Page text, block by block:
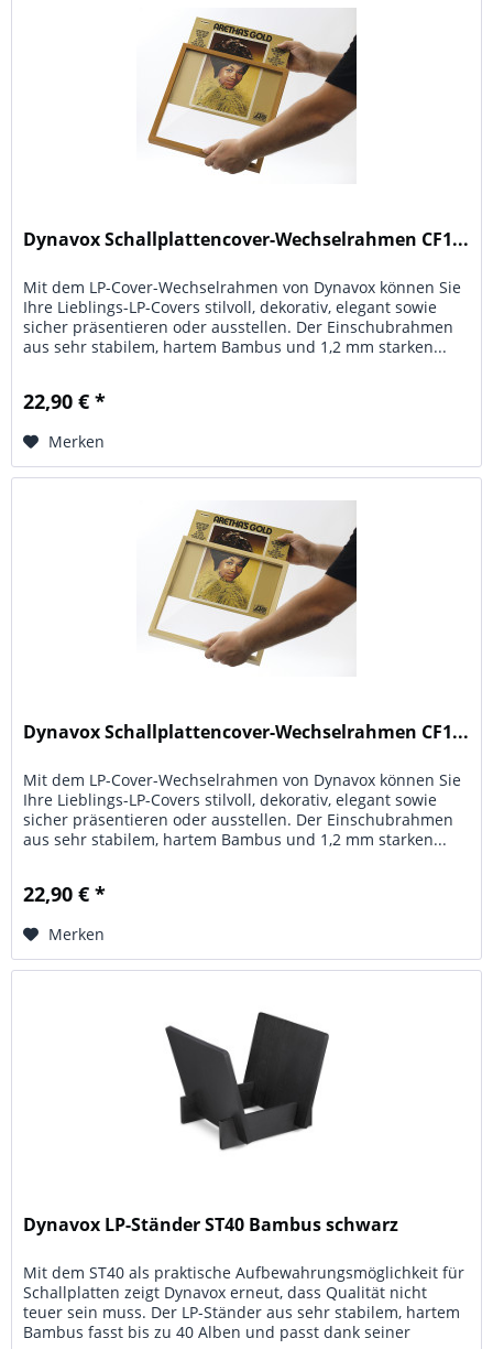
Dynavox Schallplattencover-Wechselrahmen CF1...
Mit dem LP-Cover-Wechselrahmen von Dynavox können Sie
Ihre Lieblings-LP-Covers stilvoll, dekorativ, elegant sowie
sicher präsentieren oder ausstellen. Der Einschubrahmen
aus sehr stabilem, hartem Bambus und 1,2 mm starken...
22,90 € *
Merken
Dynavox Schallplattencover-Wechselrahmen CF1...
Mit dem LP-Cover-Wechselrahmen von Dynavox können Sie
Ihre Lieblings-LP-Covers stilvoll, dekorativ, elegant sowie
sicher präsentieren oder ausstellen. Der Einschubrahmen
aus sehr stabilem, hartem Bambus und 1,2 mm starken...
22,90 € *
Merken
Dynavox LP-Ständer ST40 Bambus schwarz
Mit dem ST40 als praktische Aufbewahrungsmöglichkeit für
Schallplatten zeigt Dynavox erneut, dass Qualität nicht
teuer sein muss. Der LP-Ständer aus sehr stabilem, hartem
Bambus fasst bis zu 40 Alben und passt dank seiner